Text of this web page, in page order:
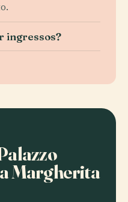
ingressos?
Margherita